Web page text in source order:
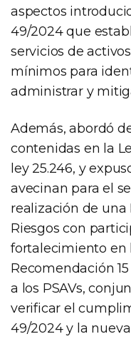
aspectos
49/2024 que
servicios de
mínimos para
administrar y
Además, abordó
contenidas en la
ley 25.246, y
avecinan para el
realización de una
Riesgos con
fortalecimiento en
Recomendación
a los PSAVs,
verificar el
49/2024 y la